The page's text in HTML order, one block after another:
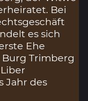
Bei
es sich
Ehe
Trimberg
Jahr des